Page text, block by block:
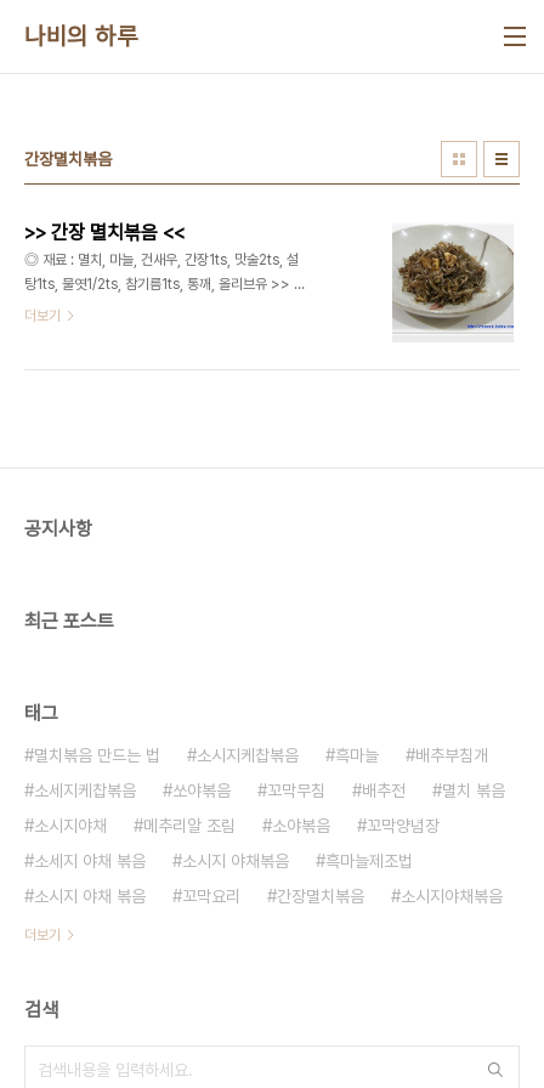
나비의 하루
간장멸치볶음
>> 간장 멸치볶음 <<
◎ 재료 : 멸치, 마늘, 건새우, 간장1ts, 맛술2ts, 설
탕1ts, 물엿1/2ts, 참기름1ts, 통깨, 올리브유 >> 요
리법
더보기
공지사항
최근 포스트
태그
멸치볶음 만드는 법 소시지케찹볶음 흑마늘
배추부침개
소세지케찹볶음
쏘야볶음 꼬막무침 배추전
멸치 볶음
소시지야채
메추리알 조림 소야볶음
꼬막양념장
소세지 야채 볶음
소시지 야채볶음
흑마늘제조법
소시지 야채 볶음
꼬막요리 간장멸치볶음 소시지야채볶음
더보기
검색